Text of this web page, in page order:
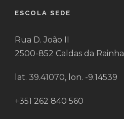
ESCOLA SEDE
Rua D. João II
2500-852 Caldas da Rainha
lat. 39.41070, lon. -9.14539
+351 262 840 560